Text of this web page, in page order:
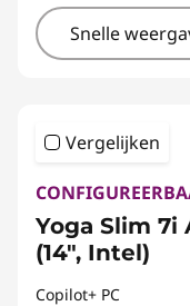
Snelle
Vergelijken
Yoga Slim 7i
(14", Intel)
Copilot+ PC